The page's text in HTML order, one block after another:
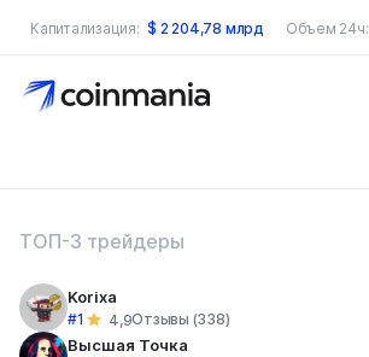
Капитализация: $ 2 204,78 млрд Объем 24ч:
по сайту
ТОП-3 трейдеры
Korixa
#1 4,9Отзывы (338)
Высшая Точка